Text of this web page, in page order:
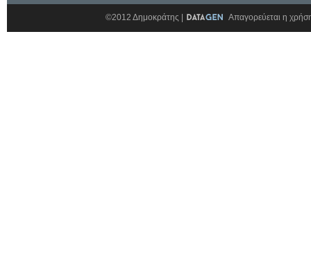
©2012 Δημοκράτης | Απαγορεύεται η